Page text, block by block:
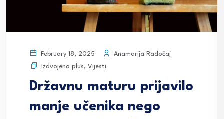
February 18, 2025
Anamarija Radočaj
Izdvojeno plus, Vijesti
Državnu maturu prijavilo
manje učenika nego